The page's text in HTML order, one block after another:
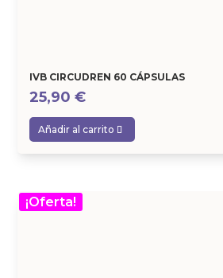
IVB CIRCUDREN 60 CÁPSULAS
25,90€
Añadir al carrito
¡Oferta!